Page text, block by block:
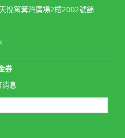
悅筲箕灣廣場2樓2002號舖
券
息